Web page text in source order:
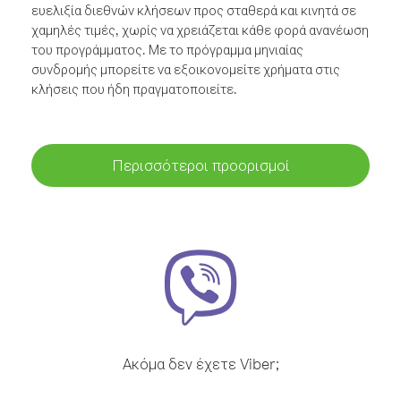
ευελιξία διεθνών κλήσεων προς σταθερά και κινητά σε
χαμηλές τιμές, χωρίς να χρειάζεται κάθε φορά ανανέωση
του προγράμματος. Με το πρόγραμμα μηνιαίας
συνδρομής μπορείτε να εξοικονομείτε χρήματα στις
κλήσεις που ήδη πραγματοποιείτε.
Περισσότεροι προορισμοί
Ακόμα δεν έχετε Viber;